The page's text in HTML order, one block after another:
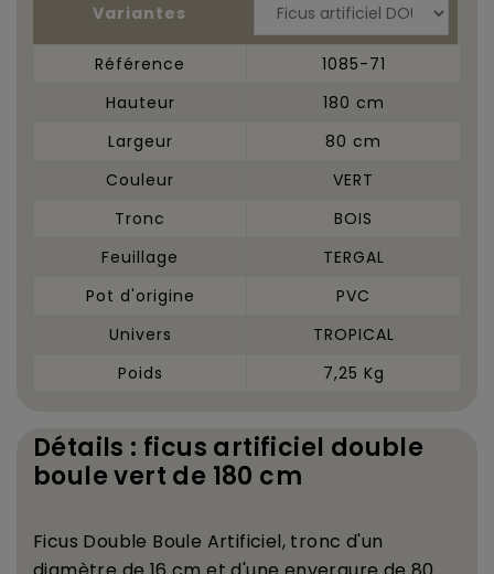
Variantes
Référence
1085-71
Hauteur
180 cm
Largeur
80 cm
Couleur
VERT
Tronc
BOIS
Feuillage
TERGAL
Pot d'origine
PVC
Univers
TROPICAL
Poids
7,25 Kg
Détails : ficus artificiel double
boule vert de 180 cm
Ficus Double Boule Artificiel, tronc d'un